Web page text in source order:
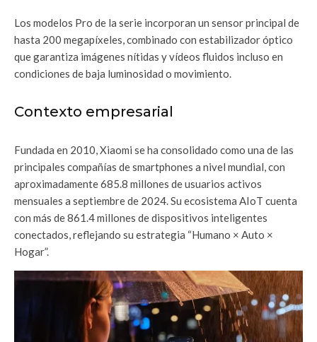
Los modelos Pro de la serie incorporan un sensor principal de
hasta 200 megapíxeles, combinado con estabilizador óptico
que garantiza imágenes nítidas y vídeos fluidos incluso en
condiciones de baja luminosidad o movimiento.
Contexto empresarial
Fundada en 2010, Xiaomi se ha consolidado como una de las
principales compañías de smartphones a nivel mundial, con
aproximadamente 685.8 millones de usuarios activos
mensuales a septiembre de 2024. Su ecosistema AIoT cuenta
con más de 861.4 millones de dispositivos inteligentes
conectados, reflejando su estrategia “Humano × Auto ×
Hogar”.